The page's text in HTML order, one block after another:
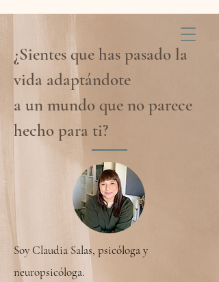
¿Sientes que has pasado la
vida adaptándote
a un mundo que no parece
hecho para ti?
Soy Claudia Salas, psicóloga y
neuropsicóloga.